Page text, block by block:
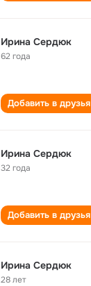
Ирина Сердюк
62 года
Добавить в друзья
Ирина Сердюк
32 года
Добавить в друзья
Ирина Сердюк
28 лет